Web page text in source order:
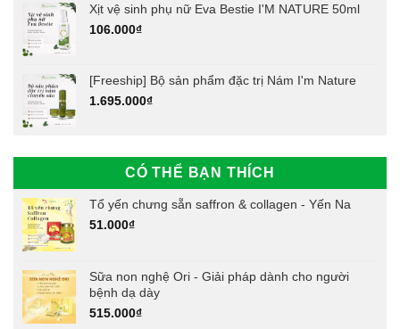
Xịt vệ sinh phụ nữ Eva Bestie I'M NATURE 50ml
106.000₫
[Freeship] Bộ sản phẩm đặc trị Nám I'm Nature
1.695.000₫
CÓ THỂ BẠN THÍCH
Tổ yến chưng sẵn saffron & collagen - Yến Na
51.000₫
Sữa non nghệ Ori - Giải pháp dành cho người
bệnh dạ dày
515.000₫